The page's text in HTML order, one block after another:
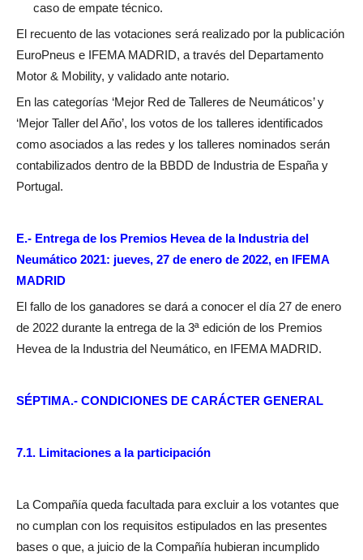
caso de empate técnico.
El recuento de las votaciones será realizado por la publicación
EuroPneus e IFEMA MADRID, a través del Departamento
Motor & Mobility, y validado ante notario.
En las categorías ‘Mejor Red de Talleres de Neumáticos’ y
‘Mejor Taller del Año’, los votos de los talleres identificados
como asociados a las redes y los talleres nominados serán
contabilizados dentro de la BBDD de Industria de España y
Portugal.
E.- Entrega de los Premios Hevea de la Industria del
Neumático 2021: jueves, 27 de enero de 2022, en IFEMA
MADRID
El fallo de los ganadores se dará a conocer el día 27 de enero
de 2022 durante la entrega de la 3ª edición de los Premios
Hevea de la Industria del Neumático, en IFEMA MADRID.
SÉPTIMA.- CONDICIONES DE CARÁCTER GENERAL
7.1. Limitaciones a la participación
La Compañía queda facultada para excluir a los votantes que
no cumplan con los requisitos estipulados en las presentes
bases o que, a juicio de la Compañía hubieran incumplido